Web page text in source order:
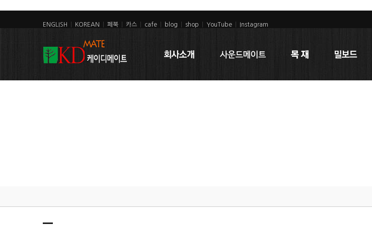
ENGLISH KOREAN 페북 카스 cafe blog shop YouTube Instagram